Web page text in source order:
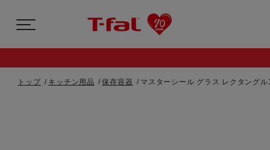
トップ キッチン用品 保存容器 マスターシール グラス レクタング